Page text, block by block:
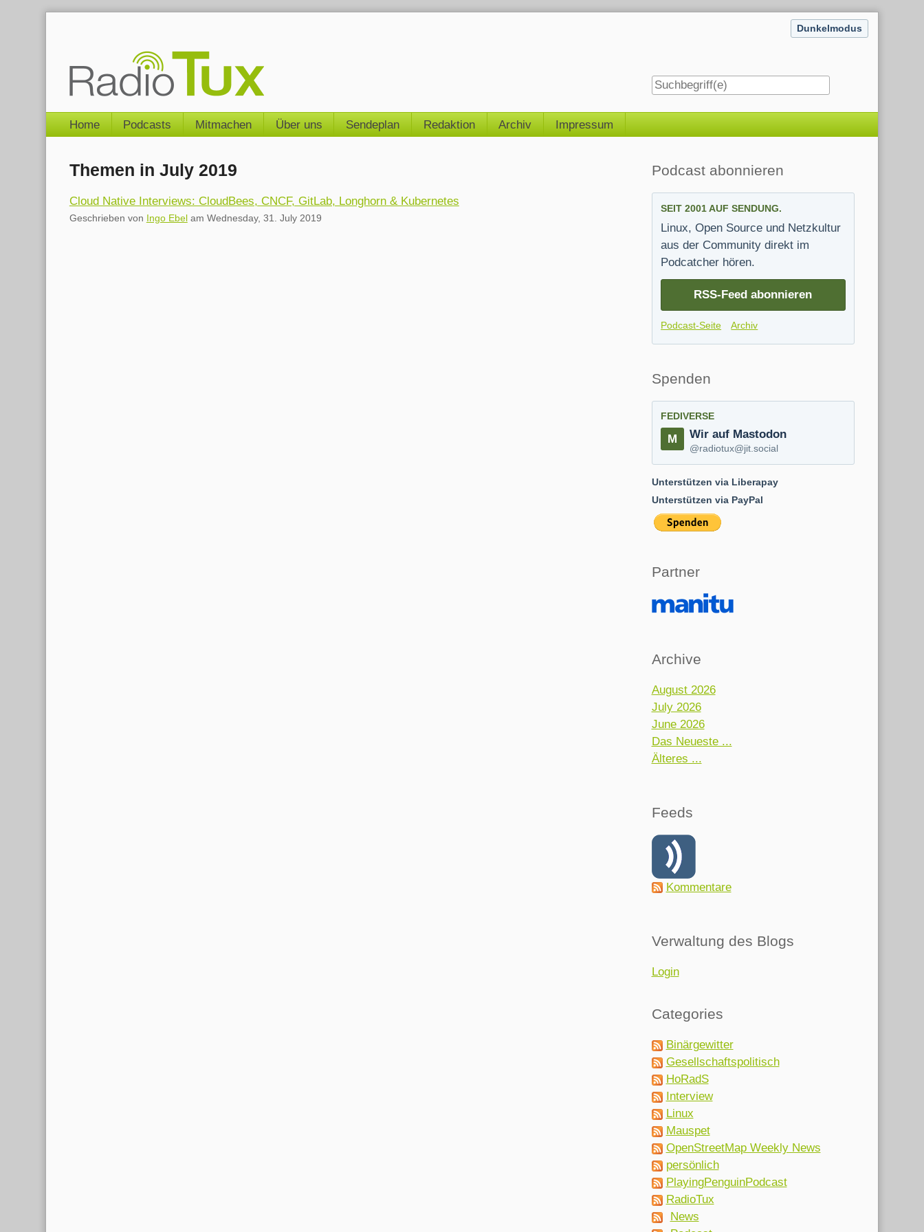
Dunkelmodus
Navigation
Home Podcasts Mitmachen Über uns Sendeplan Redaktion Archiv Impressum
Themen in July 2019
Cloud Native Interviews: CloudBees, CNCF, GitLab, Longhorn & Kubernetes
Geschrieben von Ingo Ebel am Wednesday, 31. July 2019
Seitenleiste
Podcast abonnieren
SEIT 2001 AUF SENDUNG.
Linux, Open Source und Netzkultur
aus der Community direkt im
Podcatcher hören.
RSS-Feed abonnieren
Podcast-Seite Archiv
Spenden
FEDIVERSE
Wir auf Mastodon
@radiotux@jit.social
Unterstützen via Liberapay
Unterstützen via PayPal
Partner
Archive
August 2026
July 2026
June 2026
Das Neueste ...
Älteres ...
Feeds
Kommentare
Verwaltung des Blogs
Login
Categories
Binärgewitter
Gesellschaftspolitisch
HoRadS
Interview
Linux
Mauspet
OpenStreetMap Weekly News
persönlich
PlayingPenguinPodcast
RadioTux
News